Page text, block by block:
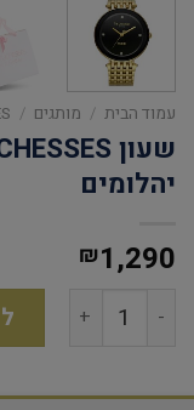
עמוד הבית / מותגים /
יהלומים
₪1,290